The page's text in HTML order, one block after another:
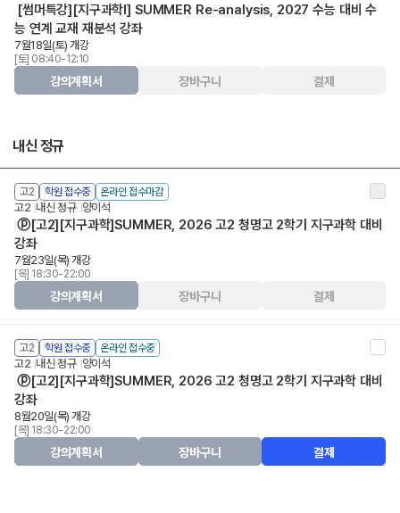
[썸머특강][지구과학Ⅰ] SUMMER Re-analysis, 2027 수능 대비 수
능 연계 교재 재분석 강좌
7월18일(토) 개강
[토] 08:40-12:10
강의계획서 장바구니 결제
내신 정규
고2 학원 접수중 온라인 접수마감
고2 내신 정규 양이석
ⓟ[고2][지구과학]SUMMER, 2026 고2 청명고 2학기 지구과학 대비
강좌
7월23일(목) 개강
[목] 18:30-22:00
강의계획서 장바구니 결제
고2 학원 접수중 온라인 접수중
고2 내신 정규 양이석
ⓟ[고2][지구과학]SUMMER, 2026 고2 청명고 2학기 지구과학 대비
강좌
8월20일(목) 개강
[목] 18:30-22:00
강의계획서 장바구니 결제